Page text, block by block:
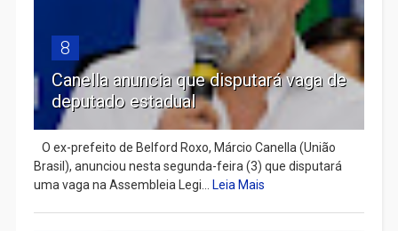
8
Canella anuncia que disputará vaga de
deputado estadual
​ O ex-prefeito de Belford Roxo, Márcio Canella (União
Brasil), anunciou nesta segunda-feira (3) que disputará
uma vaga na Assembleia Legi...
Leia Mais